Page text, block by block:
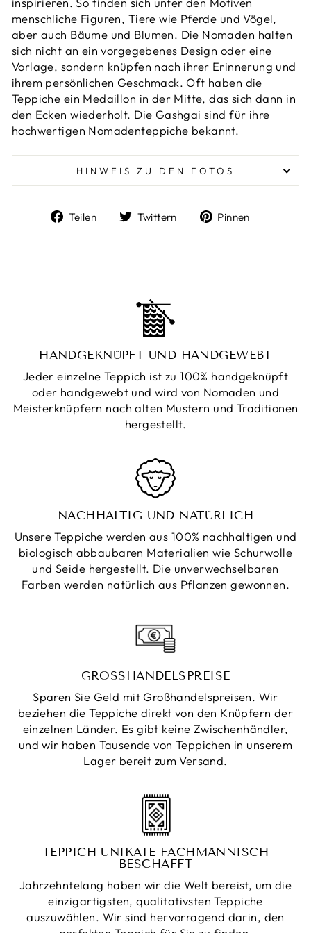
menschliche Figuren, Tiere wie Pferde und Vögel,
aber auch Bäume und Blumen. Die Nomaden halten
sich nicht an ein vorgegebenes Design oder eine
Vorlage, sondern knüpfen nach ihrer Erinnerung und
ihrem persönlichen Geschmack. Oft haben die
Teppiche ein Medaillon in der Mitte, das sich dann in
den Ecken wiederholt. Die Gashgai sind für ihre
hochwertigen Nomadenteppiche bekannt.
HINWEIS ZU DEN FOTOS
Teilen
Auf
Twittern
Auf
Pinnen
HANDGEKNÜPFT UND HANDGEWEBT
Jeder einzelne Teppich ist zu 100% handgeknüpft
oder handgewebt und wird von Nomaden und
Meisterknüpfern nach alten Mustern und Traditionen
hergestellt.
NACHHALTIG UND NATÜRLICH
Unsere Teppiche werden aus 100% nachhaltigen und
biologisch abbaubaren Materialien wie Schurwolle
und Seide hergestellt. Die unverwechselbaren
Farben werden natürlich aus Pflanzen gewonnen.
GROSSHANDELSPREISE
Sparen Sie Geld mit Großhandelspreisen. Wir
beziehen die Teppiche direkt von den Knüpfern der
einzelnen Länder. Es gibt keine Zwischenhändler,
und wir haben Tausende von Teppichen in unserem
Lager bereit zum Versand.
TEPPICH UNIKATE FACHMÄNNISCH
BESCHAFFT
Jahrzehntelang haben wir die Welt bereist, um die
einzigartigsten, qualitativsten Teppiche
auszuwählen. Wir sind hervorragend darin, den